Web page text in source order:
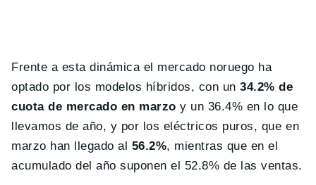
Frente a esta dinámica el mercado noruego ha
optado por los modelos híbridos, con un34.2% de
cuota de mercado en marzo y un 36.4% en lo que
llevamos de año, y por los eléctricos puros, que en
marzo han llegado al 56.2%, mientras que en el
acumulado del año suponen el 52.8% de las ventas.